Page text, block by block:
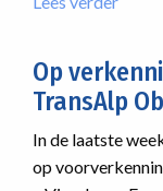
Cime:
tussen
de
Op
TransAlp
In de laatste
op